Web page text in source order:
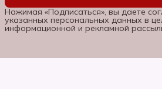
Нажимая «Подписаться», вы даете
указанных персональных данных в
информационной и рекламной